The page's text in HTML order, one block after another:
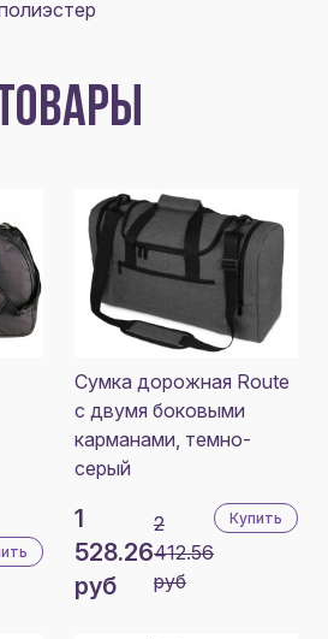
Сумка дорожная Route
с двумя боковыми
карманами, темно-
серый
1
528.26
руб
2
412.56
руб
Купить